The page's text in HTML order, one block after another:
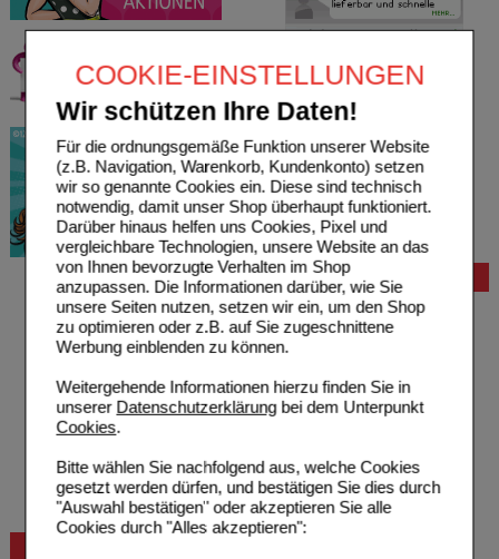
COOKIE-EINSTELLUNGEN
Wir schützen Ihre Daten!
Für die ordnungsgemäße Funktion unserer Website
(z.B. Navigation, Warenkorb, Kundenkonto) setzen
wir so genannte Cookies ein. Diese sind technisch
notwendig, damit unser Shop überhaupt funktioniert.
Darüber hinaus helfen uns Cookies, Pixel und
vergleichbare Technologien, unsere Website an das
von Ihnen bevorzugte Verhalten im Shop
anzupassen. Die Informationen darüber, wie Sie
unsere Seiten nutzen, setzen wir ein, um den Shop
zu optimieren oder z.B. auf Sie zugeschnittene
Werbung einblenden zu können.
Weitergehende Informationen hierzu finden Sie in
unserer Datenschutzerklärungbei dem Unterpunkt
Cookies.
Bitte wählen Sie nachfolgend aus, welche Cookies
gesetzt werden dürfen, und bestätigen Sie dies durch
"Auswahl bestätigen" oder akzeptieren Sie alle
Cookies durch "Alles akzeptieren":
Bestellung
Hilfe zur Anmeldung
Hilfe zum Bestellvorgang
Zahlungsmöglichkeiten
Freiumschläge anfordern
Freiumschläge downloaden
Widerrufsformular
Problembehebung
Bestellschein